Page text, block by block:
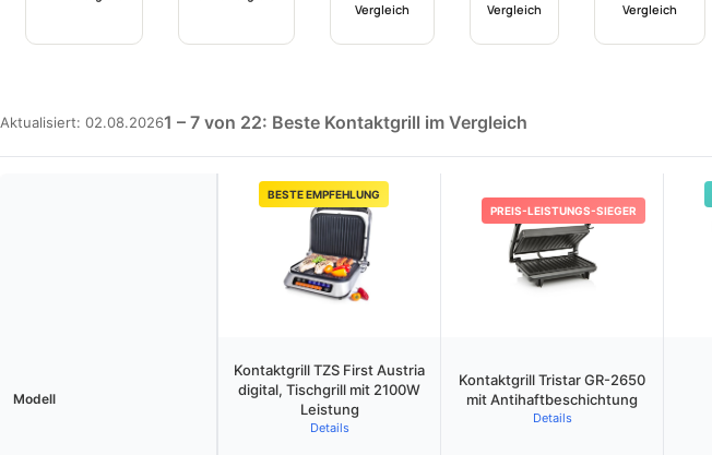
Vergleich
Vergleich
Vergleich
Aktualisiert: 02.08.20261 – 7 von 22: Beste Kontaktgrill im Vergleich
BESTE EMPFEHLUNG
PREIS-LEISTUNGS-SIEGER
Modell
Kontaktgrill TZS First Austria
digital, Tischgrill mit 2100W
Leistung
Details
Kontaktgrill Tristar GR-2650
mit Antihaftbeschichtung
Details